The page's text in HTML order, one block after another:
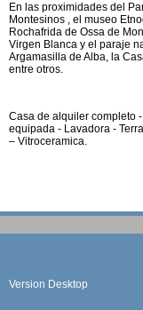
En las proximidades del
Montesinos , el museo
Rochafrida de Ossa de
Virgen Blanca y el paraje
Argamasilla de Alba, la
entre otros.
Casa de alquiler completo
equipada - Lavadora -
– Vitroceramica.
Version Desktop